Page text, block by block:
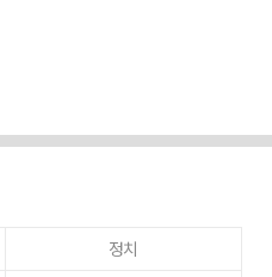
정치